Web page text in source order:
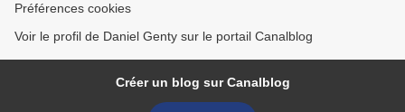
Préférences cookies
Voir le profil de Daniel Genty sur le portail Canalblog
Créer un blog sur Canalblog